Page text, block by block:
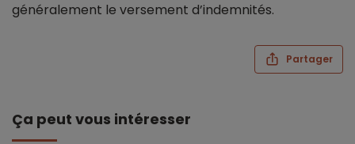
généralement le versement d’indemnités.
Partager
Ça peut vous intéresser